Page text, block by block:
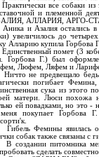
все собаки из
и племенной
АЛЛАРИЯ, АРГО-
и Азалия остались в
увеличилось до
Алларию купила Горбова
помет (3
Горбова Г.) был
Люфем, Ляфем и
не предвещало беды,
погибает
сука из этого
матери. Люси похожа
ей повадками, но это
покупает Горбова
Фемины явилась
собак также связаны с
создании питомника
сделать